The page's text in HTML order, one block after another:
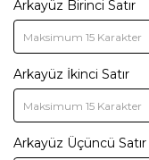
Arkayüz Birinci Satır
Arkayüz İkinci Satır
Arkayüz Üçüncü Satır